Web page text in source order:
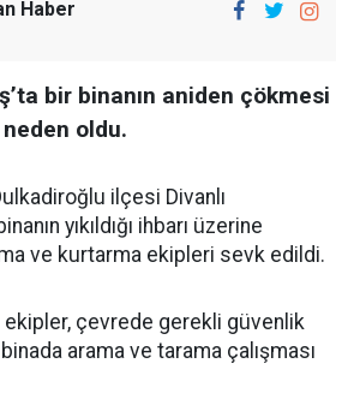
Haber
bir binanın aniden çökmesi
oldu.
ilçesi Divanlı
yıkıldığı ihbarı üzerine
ve kurtarma ekipleri sevk edildi.
ekipler, çevrede gerekli güvenlik
arama ve tarama çalışması